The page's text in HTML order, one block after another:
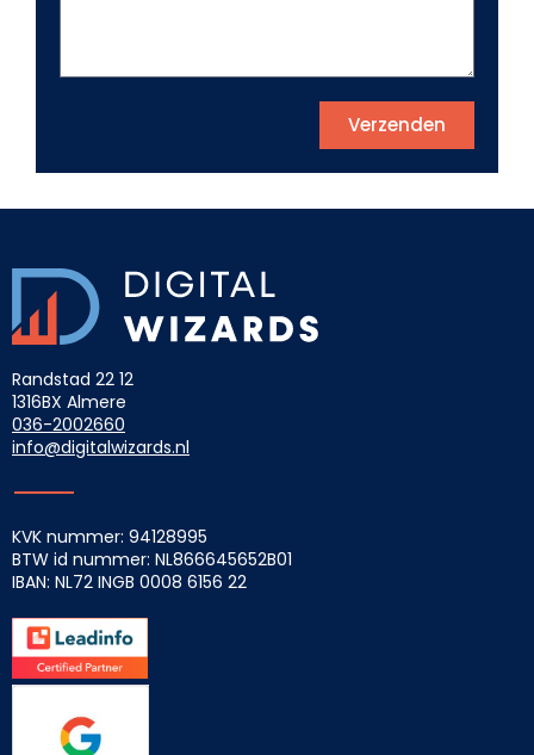
Verzenden
Randstad 22 12
1316BX Almere
036-2002660
info@digitalwizards.nl
KVK nummer: 94128995
BTW id nummer: NL866645652B01
IBAN: NL72 INGB 0008 6156 22